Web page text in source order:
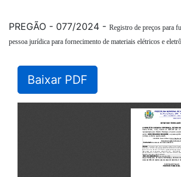
PREGÃO - 077/2024 - Registro de preços para
pessoa jurídica para fornecimento de materiais elétricos e
Baixar PDF